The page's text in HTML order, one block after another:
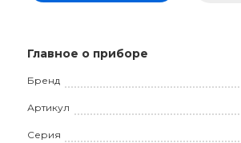
Главное о приборе
Бренд
Артикул
Серия